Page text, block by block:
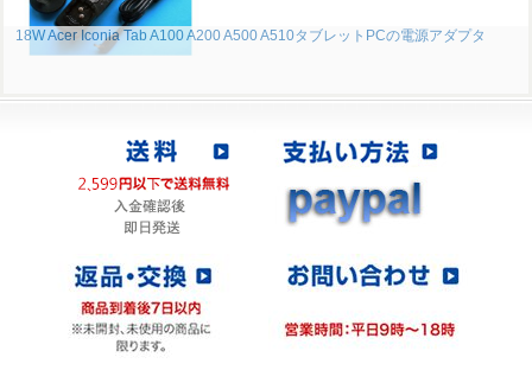
18W Acer Iconia Tab A100 A200 A500 A510タブレットPCの電源アダプタ